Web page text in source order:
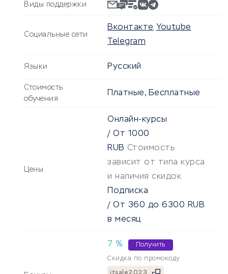
Виды поддержки
Социальные сети
Вконтакте Youtube
Telegram
Языки Русский
Стоимость
обучения
Платные, Бесплатные
Цены
Онлайн-курсы
/ От 1000
RUB Стоимость
зависит от типа курса
и наличия скидок
Подписка
/ От 360 до 6300 RUB
в месяц
7 % Получить
Скидка по промокоду